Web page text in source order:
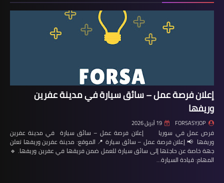
إعلان فرصة عمل – سائق سيارة في مدينة عفرين
وريفها
FORSASYJOP 19 أبريل 2026
فرص عمل في سوريا إعلان فرصة عمل – سائق سيارة في مدينة عفرين
وريفها 📢 إعلان فرصة عمل – سائق سيارة 📍 الموقع: مدينة عفرين وريفها تعلن
جهة خاصة عن حاجتها إلى سائق سيارة للعمل ضمن فريقها في عفرين وريفها. 🔹
المهام: قيادة السيارة…